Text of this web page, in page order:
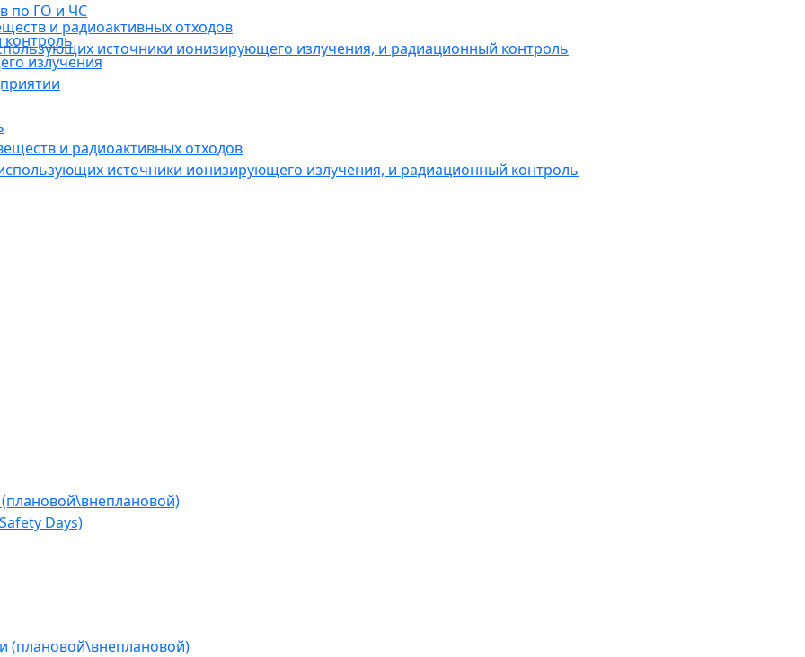
и радиоактивных отходов
источники ионизирующего излучения, и радиационный контроль
Days)
по ГО и ЧС
контроль
излучения
и радиоактивных отходов
источники ионизирующего излучения, и радиационный контроль
(плановой\внеплановой)